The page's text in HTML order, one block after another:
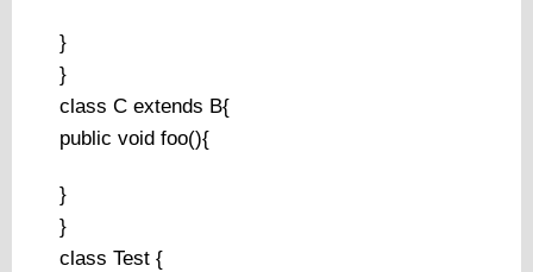
}
}
class C extends B{
public void foo(){
}
}
class Test {